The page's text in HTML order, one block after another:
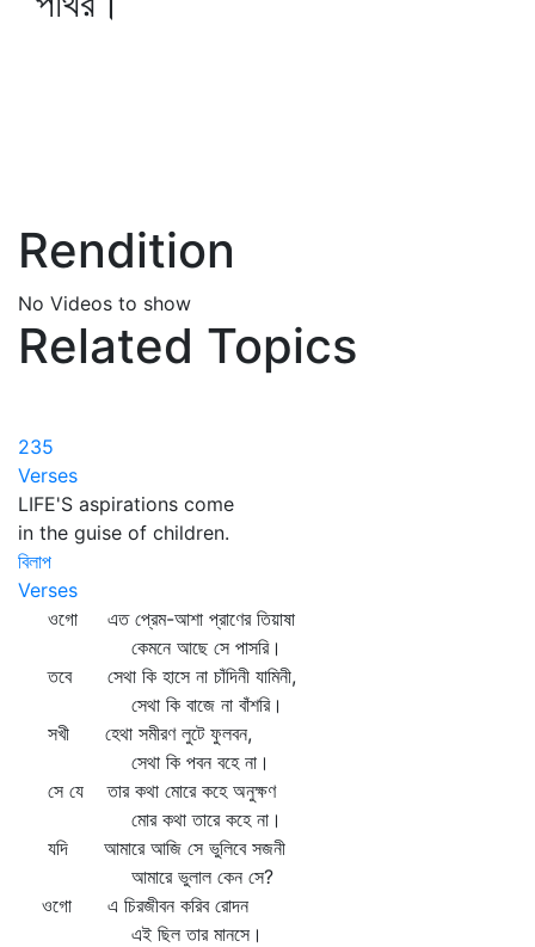
Rendition
No Videos to show
Related Topics
235
Verses
LIFE'S aspirations come
in the guise of children.
বিলাপ
Verses
ওগো এত প্রেম-আশা প্রাণের তিয়াষা
কেমনে আছে সে পাসরি।
তবে সেথা কি হাসে না চাঁদিনী যামিনী,
সেথা কি বাজে না বাঁশরি।
সখী হেথা সমীরণ লুটে ফুলবন,
সেথা কি পবন বহে না।
সে যে তার কথা মোরে কহে অনুক্ষণ
মোর কথা তারে কহে না।
যদি আমারে আজি সে ভুলিবে সজনী
আমারে ভুলাল কেন সে?
ওগো এ চিরজীবন করিব রোদন
এই ছিল তার মানসে।